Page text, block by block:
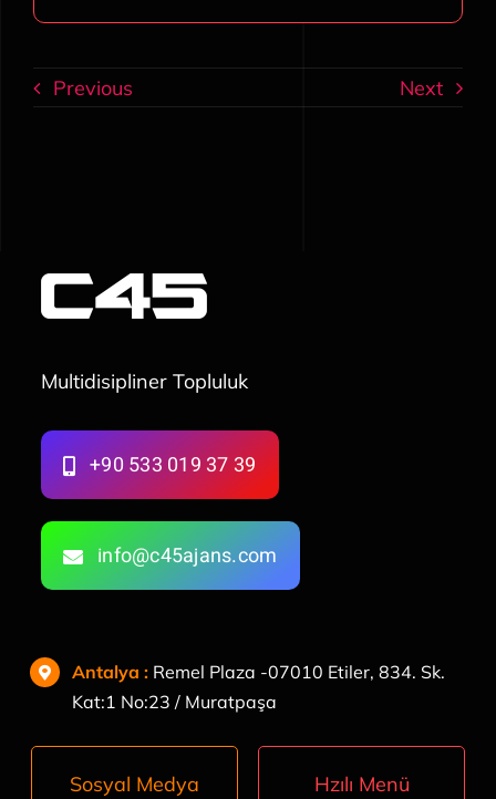
Previous Next
Multidisipliner Topluluk
+90 533 019 37 39
info@c45ajans.com
Sosyal Medya Hzılı Menü
Antalya : Remel Plaza -07010 Etiler, 834. Sk.
Kat:1 No:23 / Muratpaşa